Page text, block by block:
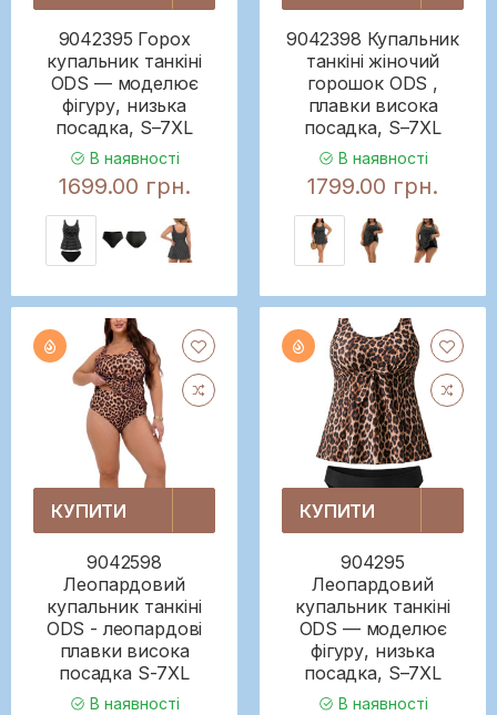
9042395 Горох
купальник танкіні
ODS — моделює
фігуру, низька
посадка, S–7XL
В наявності
1699.00 грн.
9042398 Купальник
танкіні жіночий
горошок ODS ,
плавки висока
посадка, S–7XL
В наявності
1799.00 грн.
КУПИТИ
9042598
Леопардовий
купальник танкіні
ODS - леопардові
плавки висока
посадка S-7XL
В наявності
КУПИТИ
904295
Леопардовий
купальник танкіні
ODS — моделює
фігуру, низька
посадка, S–7XL
В наявності